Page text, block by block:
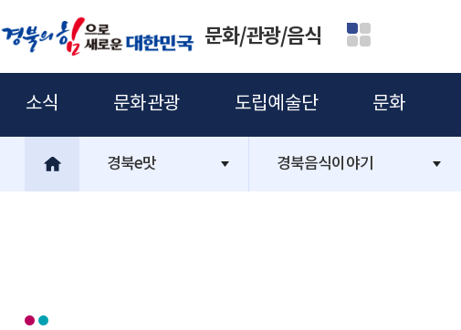
문화/관광/음식
소식 문화관광 도립예술단 문화
경북e맛 경북음식이야기